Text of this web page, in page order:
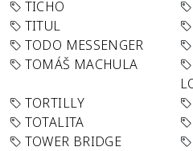
TICHO
TITUL
TODO MESSENGER
TOMÁŠ MACHULA
TORTILLY
TOTALITA
TOWER BRIDGE